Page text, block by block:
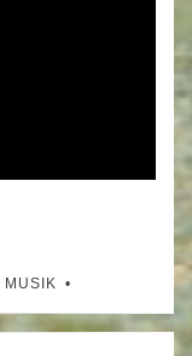
MUSIK